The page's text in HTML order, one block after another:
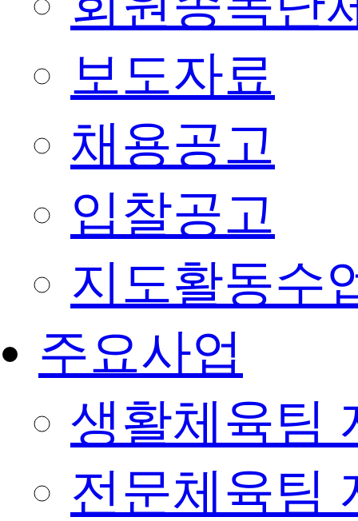
보도자료
채용공고
입찰공고
지도활동수
주요사업
생활체육팀
전문체육팀